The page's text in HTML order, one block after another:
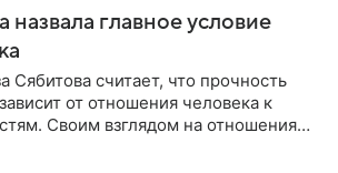
назвала главное условие
Сябитова считает, что прочность
от отношения человека к
Своим взглядом на отношения